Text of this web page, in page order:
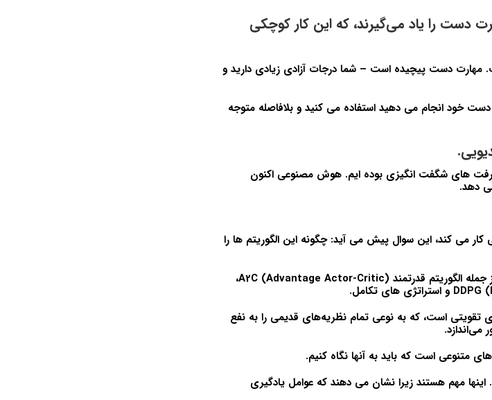
دست را یاد می‌گیرند، که این کار کوچکی
دست پیچیده است – شما درجات آزادی زیادی دارید و
دست خود انجام می دهید استفاده می کنید و بلافاصله متوجه
های شگفت انگیزی بوده ایم. هوش مصنوعی اکنون
کار می کند، این سوال پیش می آید: چگونه این الگوریتم ها را
این دوره چند راه مختلف را به شما نشان می دهد: از جمله الگوریتم قدرتمند A2C (Advantage Actor-Critic)،
تقویتی است، که به نوعی تمام نظریه‌های قدیمی را به نفع
می‌اندازد.
متنوعی است که باید به آنها نگاه کنیم.
مهم هستند زیرا نشان می دهند که عوامل یادگیری